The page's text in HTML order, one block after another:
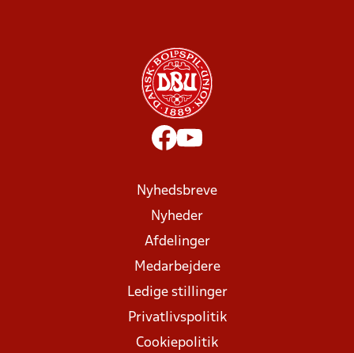
Nyhedsbreve
Nyheder
Afdelinger
Medarbejdere
Ledige stillinger
Privatlivspolitik
Cookiepolitik